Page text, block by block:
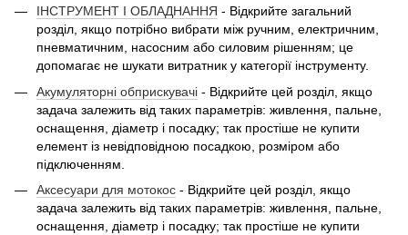
ІНСТРУМЕНТ І ОБЛАДНАННЯ - Відкрийте загальний
розділ, якщо потрібно вибрати між ручним, електричним,
пневматичним, насосним або силовим рішенням; це
допомагає не шукати витратник у категорії інструменту.
Акумуляторні обприскувачі - Відкрийте цей розділ, якщо
задача залежить від таких параметрів: живлення, пальне,
оснащення, діаметр і посадку; так простіше не купити
елемент із невідповідною посадкою, розміром або
підключенням.
Аксесуари для мотокос - Відкрийте цей розділ, якщо
задача залежить від таких параметрів: живлення, пальне,
оснащення, діаметр і посадку; так простіше не купити